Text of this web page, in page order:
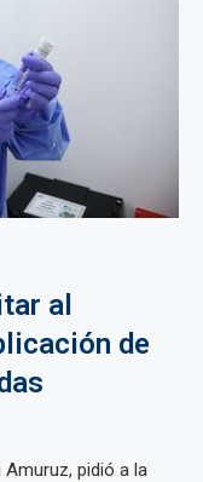
al
de
pidió a la